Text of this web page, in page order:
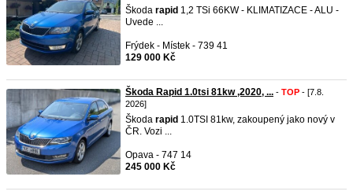
Škoda rapid 1,2 TSi 66KW - KLIMATIZACE - ALU -
Uvede ...
Frýdek - Místek - 739 41
129 000 Kč
Škoda Rapid 1.0tsi 81kw ,2020, ... - TOP - [7.8.
2026]
Škoda rapid 1.0TSI 81kw, zakoupený jako nový v
ČR. Vozi ...
Opava - 747 14
245 000 Kč